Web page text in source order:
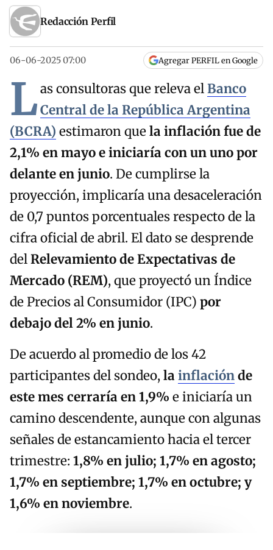
Redacción Perfil
06-06-2025 07:00 Agregar PERFIL en Google
Las consultoras que releva elBanco
Central de la República Argentina
(BCRA) estimaron quela inflación fue de
2,1% en mayoe iniciaría con un uno por
delante en junio. De cumplirse la
proyección, implicaría una desaceleración
de 0,7 puntos porcentuales respecto de la
cifra oficial de abril. El dato se desprende
delRelevamiento de Expectativas de
Mercado (REM), que proyectó un Índice
de Precios al Consumidor (IPC) por
debajo del 2% en junio.
De acuerdo al promedio de los 42
participantes del sondeo,lainflaciónde
este mes cerraría en 1,9% e iniciaría un
camino descendente, aunque con algunas
señales de estancamiento hacia el tercer
trimestre: 1,8% en julio; 1,7% en agosto;
1,7% en septiembre; 1,7% en octubre; y
1,6% en noviembre.